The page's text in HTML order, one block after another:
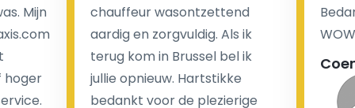
Kijk op onze website voor meer informatie over uw
transferkosten. Ons boekingsformulier bevat alle
mogelijke extra's die u kunt kiezen en de prijs die u
krijgt is transparant voor een passagier en een
Mijn
hoger
chauffeur wasontzettend
aardig en zorgvuldig. Als ik
terug kom in Brussel bel ik
jullie opnieuw. Hartstikke
bedankt voor de plezierige